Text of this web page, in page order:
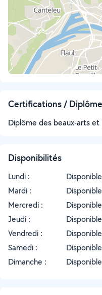
Certifications /
Diplôme des beaux-arts
Disponibilités
Lundi :
Mardi :
Mercredi :
Jeudi :
Vendredi :
Samedi :
Dimanche :